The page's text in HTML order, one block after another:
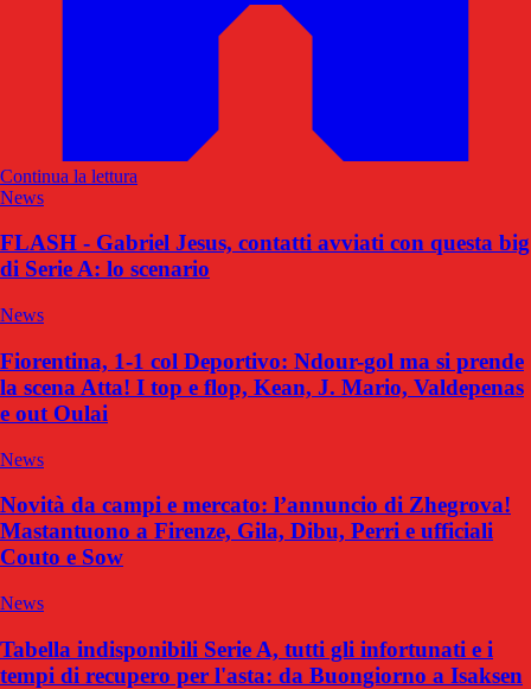
Continua la lettura
News
FLASH - Gabriel Jesus, contatti avviati con questa big
di Serie A: lo scenario
News
Fiorentina, 1-1 col Deportivo: Ndour-gol ma si prende
la scena Atta! I top e flop, Kean, J. Mario, Valdepenas
e out Oulai
News
Novità da campi e mercato: l’annuncio di Zhegrova!
Mastantuono a Firenze, Gila, Dibu, Perri e ufficiali
Couto e Sow
News
Tabella indisponibili Serie A, tutti gli infortunati e i
tempi di recupero per l'asta: da Buongiorno a Isaksen